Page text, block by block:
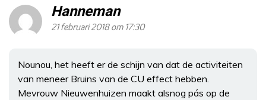
Hanneman
21 februari 2018 om 17:30
Nounou, het heeft er de schijn van dat de activiteiten
van meneer Bruins van de CU effect hebben.
Mevrouw Nieuwenhuizen maakt alsnog pás op de